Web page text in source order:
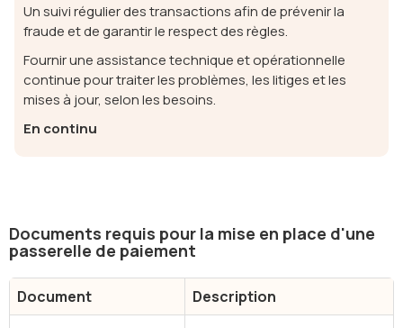
Un suivi régulier des transactions afin de prévenir la
fraude et de garantir le respect des règles.
Fournir une assistance technique et opérationnelle
continue pour traiter les problèmes, les litiges et les
mises à jour, selon les besoins.
En continu
Documents requis pour la mise en place d'une
passerelle de paiement
Document
Description